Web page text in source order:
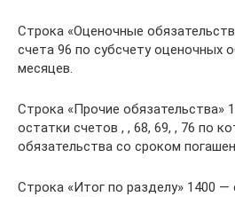
Строка «Оценочные
счета 96 по субсчету оценочных
месяцев.
Строка «Прочие обязательства»
остатки счетов , , 68, 69, , 76 по
обязательства со сроком
Строка «Итог по разделу» 1400